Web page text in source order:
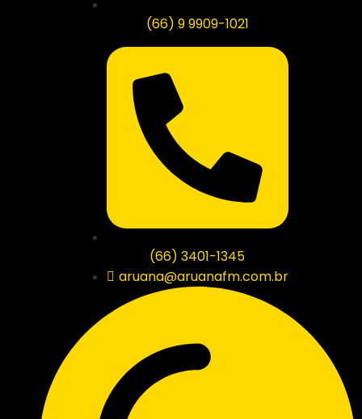
(66) 9 9909-1021
(66) 3401-1345
aruana@aruanafm.com.br